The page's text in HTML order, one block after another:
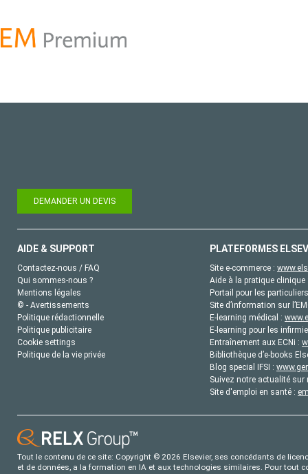
DEMANDER UN DEVIS
AIDE & SUPPORT
Contactez-nous / FAQ
Qui sommes-nous ?
Mentions légales
© - Avertissements
Politique rédactionnelle
Politique publicitaire
Cookie settings
Politique de la vie privée
PLATEFORMES
Site e-commerce :
Aide à la pratique
Portail pour les
Site d’information sur
E-learning médical :
E-learning pour les
Entraînement aux ECNi :
Bibliothèque d’e-books
Blog special IFSI :
Suivez notre actualité sur
Site d'emploi en santé :
Tout le contenu de ce site: Copyright © 2026 Elsevier, ses concédants de
et de données, a la formation en IA et aux technologies similaires. Pour tout